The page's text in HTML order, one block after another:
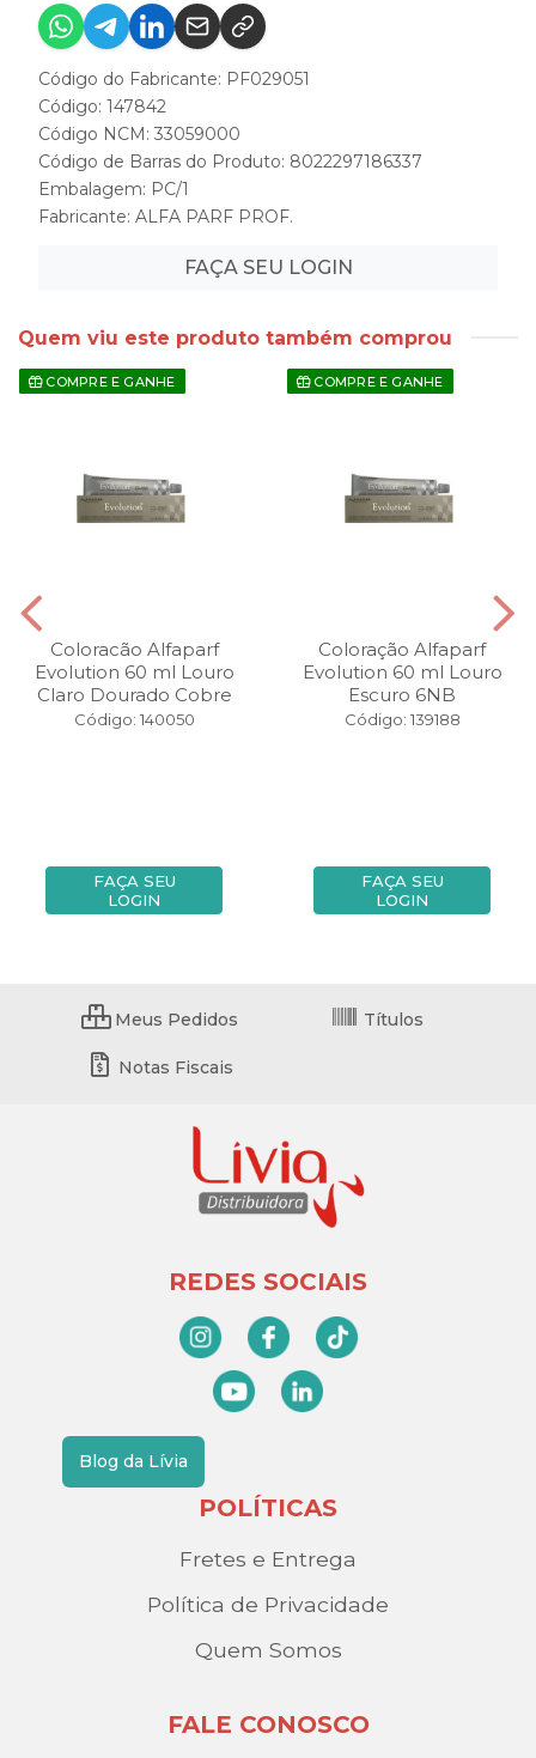
Código do Fabricante: PF029051
Código: 147842
Código NCM: 33059000
Código de Barras do Produto: 8022297186337
Embalagem: PC/1
Fabricante: ALFA PARF PROF.
FAÇA SEU LOGIN
Quem viu este produto também comprou
COMPRE E GANHE
Coloracão Alfaparf
Evolution 60 ml Louro
Claro Dourado Cobre
Código: 140050
FAÇA SEU
LOGIN
COMPRE E GANHE
Coloração Alfaparf
Evolution 60 ml Louro
Escuro 6NB
Código: 139188
FAÇA SEU
LOGIN
Meus Pedidos Títulos
Notas Fiscais
REDES SOCIAIS
Blog da Lívia
POLÍTICAS
Fretes e Entrega
Política de Privacidade
Quem Somos
FALE CONOSCO